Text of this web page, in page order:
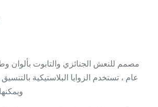
مصمم للنعش الجنائزي والتابوت بألوان
عام ، تستخدم الزوايا البلاستيكية